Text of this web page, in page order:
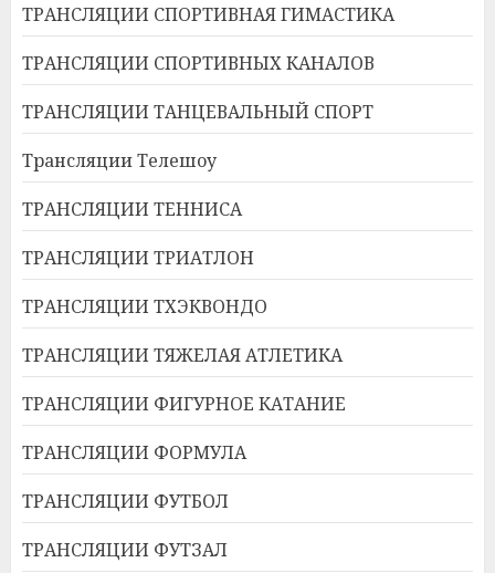
ТРАНСЛЯЦИИ СПОРТИВНАЯ ГИМАСТИКА
ТРАНСЛЯЦИИ СПОРТИВНЫХ КАНАЛОВ
ТРАНСЛЯЦИИ ТАНЦЕВАЛЬНЫЙ СПОРТ
Трансляции Телешоу
ТРАНСЛЯЦИИ ТЕННИСА
ТРАНСЛЯЦИИ ТРИАТЛОН
ТРАНСЛЯЦИИ ТХЭКВОНДО
ТРАНСЛЯЦИИ ТЯЖЕЛАЯ АТЛЕТИКА
ТРАНСЛЯЦИИ ФИГУРНОЕ КАТАНИЕ
ТРАНСЛЯЦИИ ФОРМУЛА
ТРАНСЛЯЦИИ ФУТБОЛ
ТРАНСЛЯЦИИ ФУТЗАЛ